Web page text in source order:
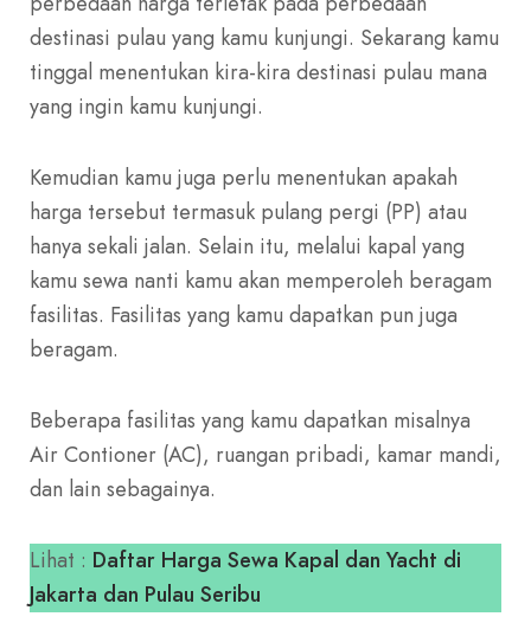
destinasi pulau yang kamu kunjungi. Sekarang kamu
tinggal menentukan kira-kira destinasi pulau mana
yang ingin kamu kunjungi.
Kemudian kamu juga perlu menentukan apakah
harga tersebut termasuk pulang pergi (PP) atau
hanya sekali jalan. Selain itu, melalui kapal yang
kamu sewa nanti kamu akan memperoleh beragam
fasilitas. Fasilitas yang kamu dapatkan pun juga
beragam.
Beberapa fasilitas yang kamu dapatkan misalnya
Air Contioner (AC), ruangan pribadi, kamar mandi,
dan lain sebagainya.
Lihat : Daftar Harga Sewa Kapal dan Yacht di
Jakarta dan Pulau Seribu